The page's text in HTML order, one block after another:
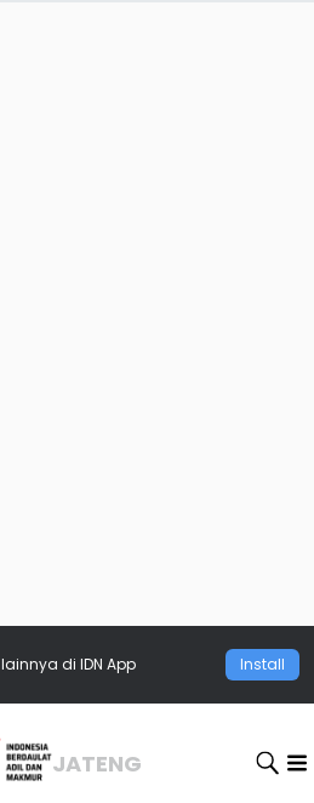
lainnya di IDN App Install
JATENG